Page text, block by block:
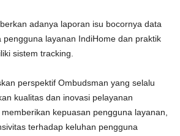
adanya laporan isu bocornya data
pengguna layanan IndiHome dan praktik
sistem tracking.
perspektif Ombudsman yang selalu
kualitas dan inovasi pelayanan
kepuasan pengguna layanan,
terhadap keluhan pengguna